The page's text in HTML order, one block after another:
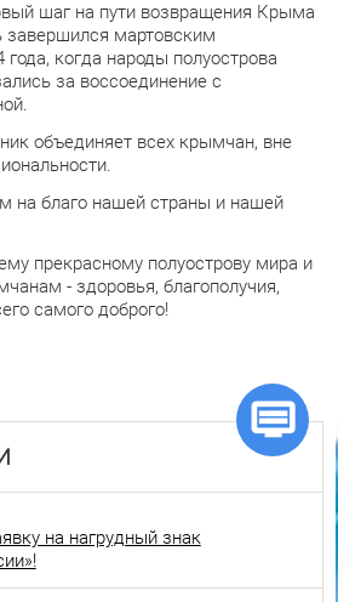
шаг на пути возвращения Крыма
завершился мартовским
когда народы полуострова
за воссоединение с
объединяет всех крымчан, вне
на благо нашей страны и нашей
прекрасному полуострову мира и
- здоровья, благополучия,
самого доброго!
на нагрудный знак